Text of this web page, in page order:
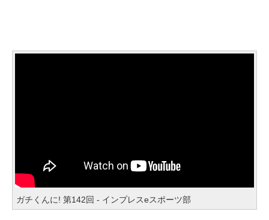
ガチくんに! 第142回 - インプレスeスポーツ部